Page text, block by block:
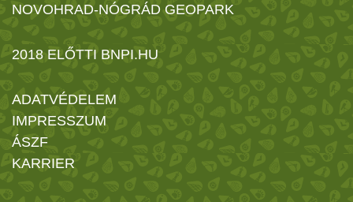
NOVOHRAD-NÓGRÁD GEOPARK
2018 ELŐTTI BNPI.HU
ADATVÉDELEM
IMPRESSZUM
ÁSZF
KARRIER